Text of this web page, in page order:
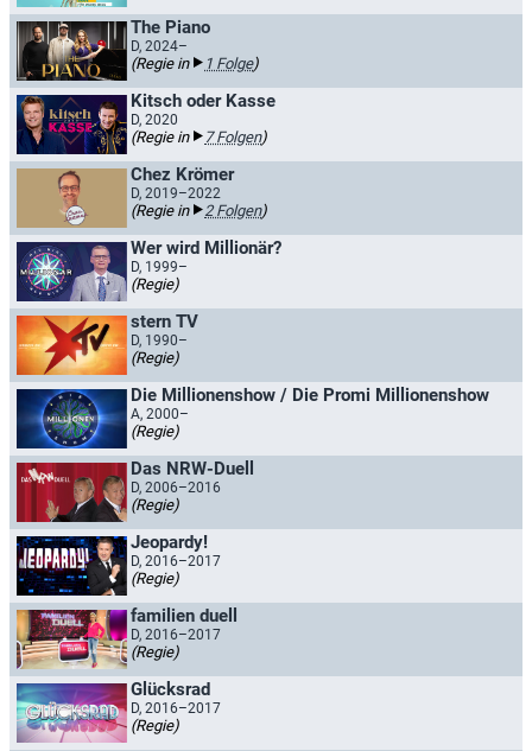
The Piano
D, 2024–
(Regie in 1 Folge)
Kitsch oder Kasse
D, 2020
(Regie in 7 Folgen)
Chez Krömer
D, 2019–2022
(Regie in 2 Folgen)
Wer wird Millionär?
D, 1999–
(Regie)
stern TV
D, 1990–
(Regie)
Die Millionenshow / Die Promi Millionenshow
A, 2000–
(Regie)
Das NRW-Duell
D, 2006–2016
(Regie)
Jeopardy!
D, 2016–2017
(Regie)
familien duell
D, 2016–2017
(Regie)
Glücksrad
D, 2016–2017
(Regie)